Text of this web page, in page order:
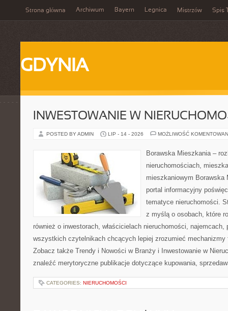
Strona główna Archiwum Bayern Legnica Mistrzów Spis
GDYNIA
INWESTOWANIE W
POSTED BY ADMIN LIP - 14 - 2026 MOŻLIWOŚĆ
Borawska Mieszkania –
nieruchomościach,
mieszkaniowym Borawska
portal informacyjny
tematyce nieruchomości.
z myślą o osobach, które
również o inwestorach, właścicielach nieruchomości, najemcach,
wszystkich czytelnikach chcących lepiej zrozumieć mechanizmy
Zobacz także Trendy i Nowości w Branży i Inwestowanie w
znaleźć merytoryczne publikacje dotyczące kupowania,
CATEGORIES: NIERUCHOMOŚCI